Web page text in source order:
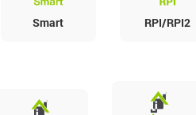
Smart RPI/RPI2